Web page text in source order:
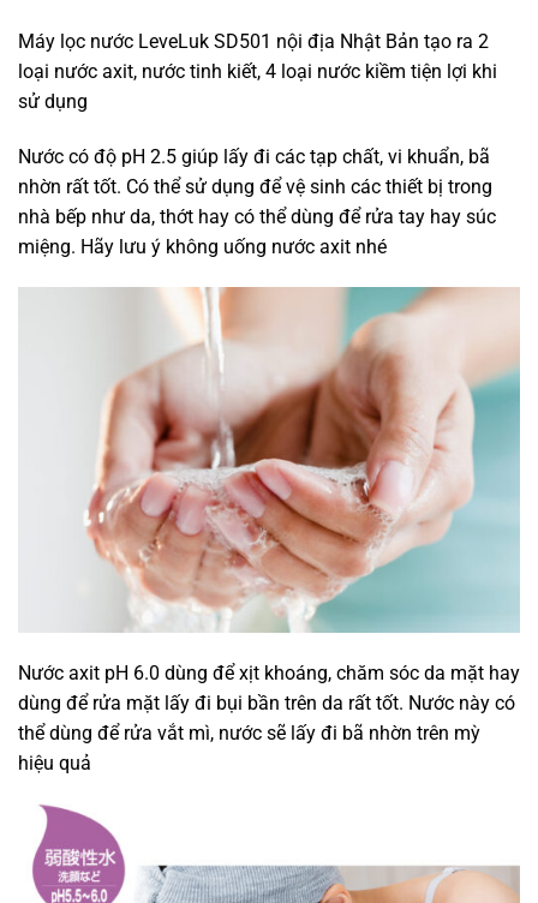
Máy lọc nước LeveLuk SD501 nội địa Nhật Bản tạo ra 2
loại nước axit, nước tinh kiết, 4 loại nước kiềm tiện lợi khi
sử dụng
Nước có độ pH 2.5 giúp lấy đi các tạp chất, vi khuẩn, bã
nhờn rất tốt. Có thể sử dụng để vệ sinh các thiết bị trong
nhà bếp như da, thớt hay có thể dùng để rửa tay hay súc
miệng. Hãy lưu ý không uống nước axit nhé
Nước axit pH 6.0 dùng để xịt khoáng, chăm sóc da mặt hay
dùng để rửa mặt lấy đi bụi bần trên da rất tốt. Nước này có
thể dùng để rửa vắt mì, nước sẽ lấy đi bã nhờn trên mỳ
hiệu quả